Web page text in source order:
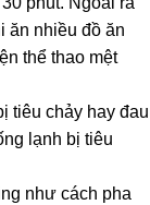
ăn nhiều đồ ăn
thể thao mệt
tiêu chảy hay đau
lạnh bị tiêu
như cách pha